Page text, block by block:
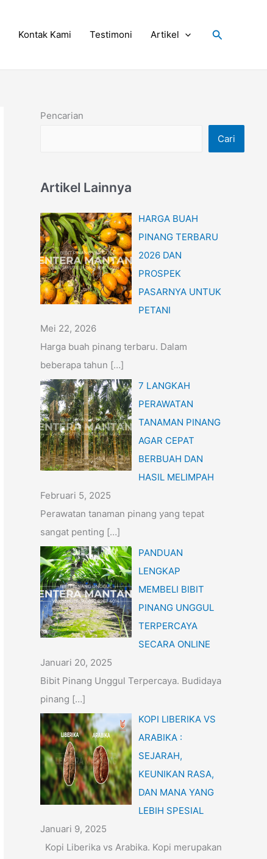
Kontak Kami Testimoni Artikel Cari
Pencarian
Cari
Artikel Lainnya
HARGA BUAH
PINANG TERBARU
2026 DAN
PROSPEK
PASARNYA UNTUK
PETANI
Mei 22, 2026
Harga buah pinang terbaru. Dalam
beberapa tahun […]
7 LANGKAH
PERAWATAN
TANAMAN PINANG
AGAR CEPAT
BERBUAH DAN
HASIL MELIMPAH
Februari 5, 2025
Perawatan tanaman pinang yang tepat
sangat penting […]
PANDUAN
LENGKAP
MEMBELI BIBIT
PINANG UNGGUL
TERPERCAYA
SECARA ONLINE
Januari 20, 2025
Bibit Pinang Unggul Terpercaya. Budidaya
pinang […]
KOPI LIBERIKA VS
ARABIKA :
SEJARAH,
KEUNIKAN RASA,
DAN MANA YANG
LEBIH SPESIAL
Januari 9, 2025
Kopi Liberika vs Arabika. Kopi merupakan